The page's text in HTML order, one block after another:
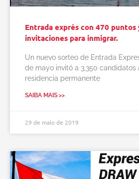
Entrada exprés con 470 puntos
invitaciones para inmigrar.
Un nuevo sorteo de Entrada
de mayo invitó a 3,350 candidatos
residencia permanente
SAIBA MAIS >>
29 de maio de 2019